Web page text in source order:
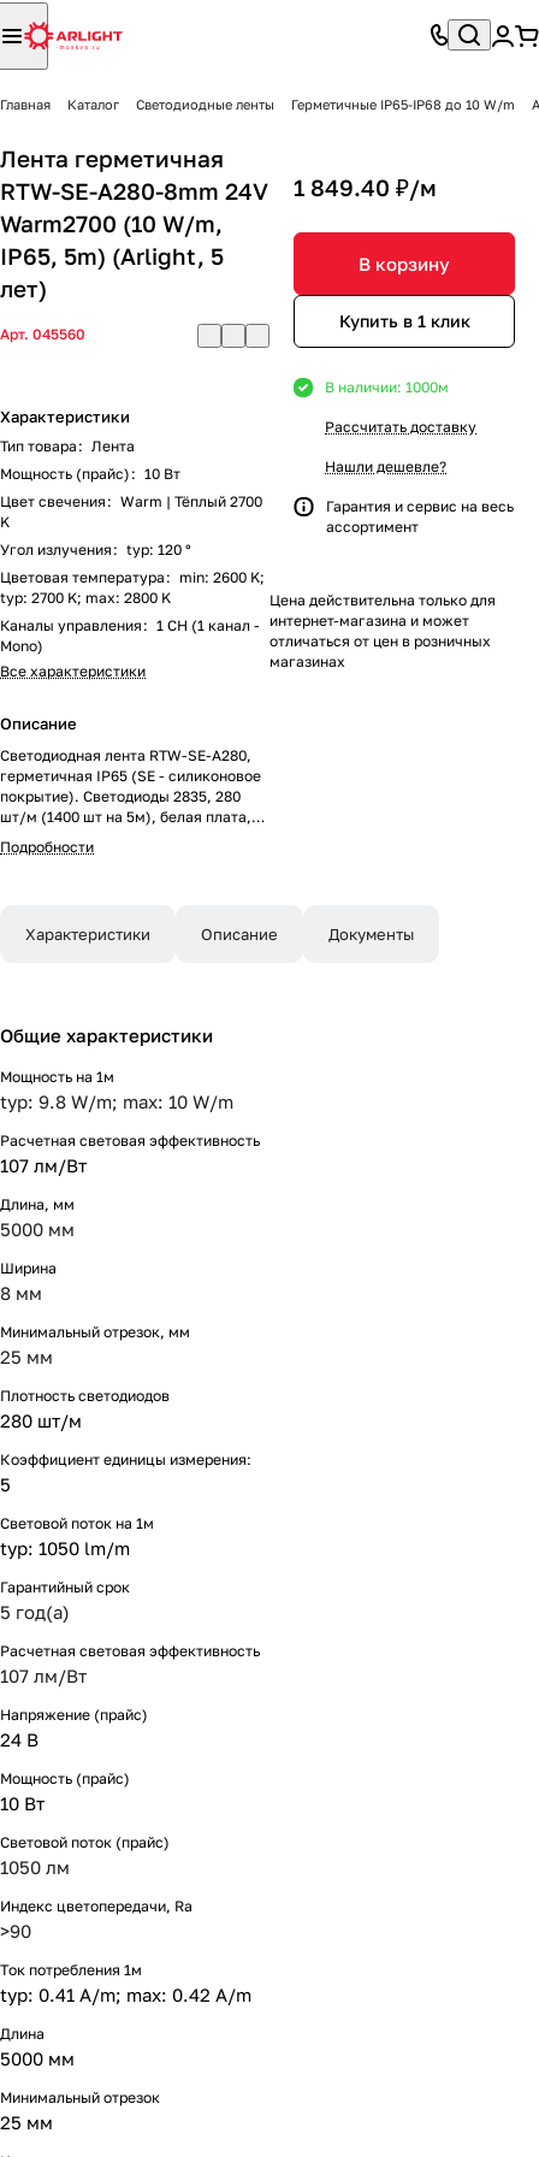
Главная Каталог Светодиодные ленты Герметичные IP65-IP68 до 10 W/m
Лента герметичная
RTW-SE-A280-8mm 24V
Warm2700 (10 W/m,
IP65, 5m) (Arlight, 5
лет)
Арт. 045560
Характеристики
Тип товара : Лента
Мощность (прайс) : 10 Вт
Цвет свечения : Warm | Тёплый 2700
K
Угол излучения : typ: 120 °
Цветовая температура : min: 2600 K;
typ: 2700 K; max: 2800 K
Каналы управления : 1 CH (1 канал -
Mono)
Все характеристики
Описание
Светодиодная лента RTW-SE-A280,
герметичная IP65 (SE - силиконовое
покрытие). Светодиоды 2835, 280
шт/м (1400 шт на 5м), белая плата,
скотч 3M. Цвет ТЕПЛЫЙ 2700K,
цветопередача CRI>90 , угол 120°.
Цена за 1м.
Подробности
1 849.40 ₽/м
В корзину
Купить в 1 клик
В наличии: 1000м
Рассчитать доставку
Нашли дешевле?
Гарантия и сервис на весь
ассортимент
Цена действительна только для
интернет-магазина и может
отличаться от цен в розничных
магазинах
Характеристики Описание Документы
Общие характеристики
Мощность на 1м
typ: 9.8 W/m; max: 10 W/m
Расчетная световая эффективность
107 лм/Вт
Длина, мм
5000 мм
Ширина
8 мм
Минимальный отрезок, мм
25 мм
Плотность светодиодов
280 шт/м
Коэффициент единицы измерения:
5
Световой поток на 1м
typ: 1050 lm/m
Гарантийный срок
5 год(а)
Расчетная световая эффективность
107 лм/Вт
Напряжение (прайс)
24 В
Мощность (прайс)
10 Вт
Световой поток (прайс)
1050 лм
Индекс цветопередачи, Ra
>90
Ток потребления 1м
typ: 0.41 A/m; max: 0.42 A/m
Длина
5000 мм
Минимальный отрезок
25 мм